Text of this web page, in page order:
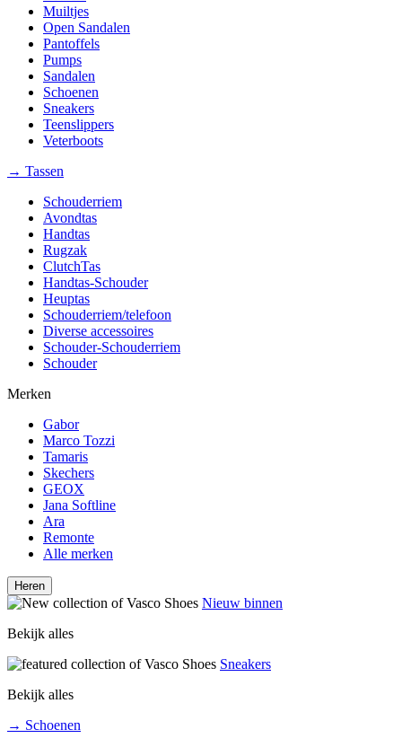
Muiltjes
Open Sandalen
Pantoffels
Pumps
Sandalen
Schoenen
Sneakers
Teenslippers
Veterboots
→ Tassen
Schouderriem
Avondtas
Handtas
Rugzak
ClutchTas
Handtas-Schouder
Heuptas
Schouderriem/telefoon
Diverse accessoires
Schouder-Schouderriem
Schouder
Merken
Gabor
Marco Tozzi
Tamaris
Skechers
GEOX
Jana Softline
Ara
Remonte
Alle merken
Heren
Nieuw binnen
Bekijk alles
Sneakers
Bekijk alles
→ Schoenen